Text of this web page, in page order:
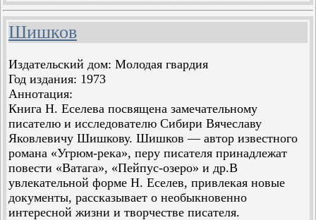
Шишков
Издательский дом: Молодая гвардия
Год издания: 1973
Аннотация:
Книга Н. Еселева посвящена замечательному
писателю и исследователю Сибири Вячеславу
Яковлевичу Шишкову. Шишков — автор известного
романа «Угрюм-река», перу писателя принадлежат
повести «Ватага», «Пейпус-озеро» и др.В
увлекательной форме Н. Еселев, привлекая новые
документы, рассказывает о необыкновенно
интересной жизни и творчестве писателя.